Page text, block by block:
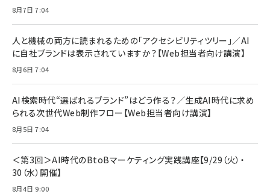
組織の成果を最大化する ルールのデザイン
￥1,980
Amazonランキングをもっと見る
全ワイヤレスイヤホン/アクティブノイズキャンセリ
技術基準適合】ブラック
￥5,990
ケーブル Anker絡まないケーブル 240W 結束バン
ド付き USB PD対応 シリコン素材採用 iPhone
17 / 16 / 15 / Galaxy iPad Pro MacBook
Pro/Air 各種対応 (1.8m ミッドナイトブラック)
￥1,890
サッポロ 生ビール 黒ラベル 350ml 缶 24本 ビー
ル ケース買い【6/30応募〆切! 黒ラベルビヤセラー
￥4,857
8月7日 7:04
人と機械の両方に読まれるための「アクセシビリティツリー」／AI
に自社ブランドは表示されていますか？【Web担当者向け講演】
8月6日 7:04
AI検索時代“選ばれるブランド”はどう作る？／生成AI時代に求め
られる次世代Web制作フロー【Web担当者向け講演】
8月5日 7:04
＜第3回＞AI時代のBtoBマーケティング実践講座【9/29（火）・
30（水）開催】
8月4日 9:00